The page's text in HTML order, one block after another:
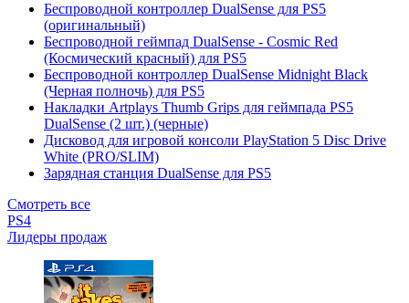
Беспроводной контроллер DualSense для PS5
(оригинальный)
Беспроводной геймпад DualSense - Cosmic Red
(Космический красный) для PS5
Беспроводной контроллер DualSense Midnight Black
(Черная полночь) для PS5
Накладки Artplays Thumb Grips для геймпада PS5
DualSense (2 шт.) (черные)
Дисковод для игровой консоли PlayStation 5 Disc Drive
White (PRO/SLIM)
Зарядная станция DualSense для PS5
Смотреть все
PS4
Лидеры продаж